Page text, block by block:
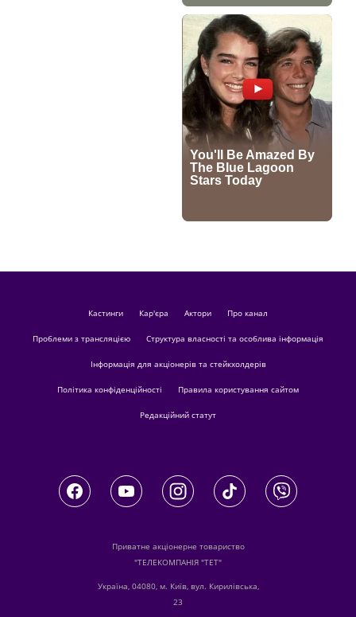
кастинги Кар'єра актори Про канал
Проблеми з трансляцією Структура власності та особлива інформація
Інформація для акціонерів та стейкхолдерів
Політика конфіденційності Правила користування сайтом
Редакційний статут
Приватне акціонерне товариство
"ТЕЛЕКОМПАНІЯ "ТЕТ"
Україна, 04080, м. Київ, вул. Кирилівська,
23